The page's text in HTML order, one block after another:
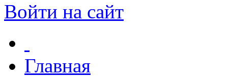
Войти на сайт
Главная